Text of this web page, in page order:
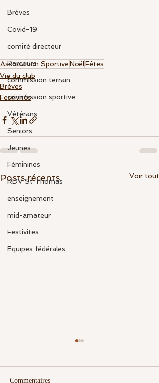
Brèves
Covid-19
comité directeur
Parcours
commission terrain
commission sportive
Vétérans
Seniors
Jeunes
Féminines
RDV St Thomas
enseignement
mid-amateur
Festivités
Equipes fédérales
Association SportiveNoëlFêtes
Vie du club
Brèves
Festivités
Posts récents Voir tout
Commentaires